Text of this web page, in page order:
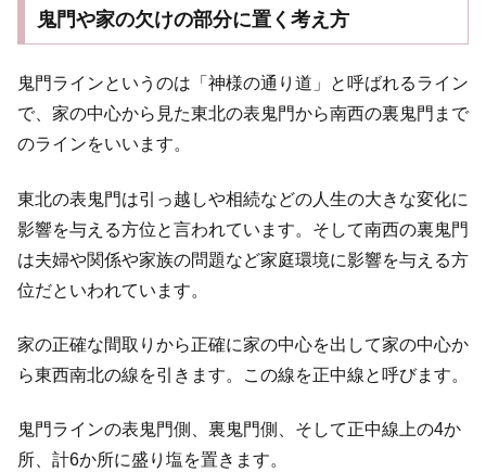
鬼門や家の欠けの部分に置く考え方
鬼門ラインというのは「神様の通り道」と呼ばれるライン
で、家の中心から見た東北の表鬼門から南西の裏鬼門まで
のラインをいいます。
東北の表鬼門は引っ越しや相続などの人生の大きな変化に
影響を与える方位と言われています。そして南西の裏鬼門
は夫婦や関係や家族の問題など家庭環境に影響を与える方
位だといわれています。
家の正確な間取りから正確に家の中心を出して家の中心か
ら東西南北の線を引きます。この線を正中線と呼びます。
鬼門ラインの表鬼門側、裏鬼門側、そして正中線上の4か
所、計6か所に盛り塩を置きます。